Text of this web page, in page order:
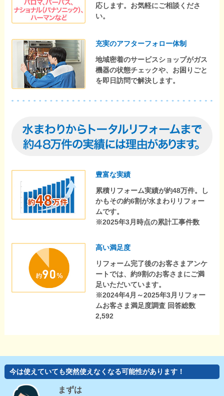
応します。お気軽にご相談くださ
い。
充実のアフターフォロー体制
地域密着のサービスショップがガス
機器の状態チェックや、お困りごと
を即日訪問で解決します。
豊富な実績
累積リフォーム実績が約48万件。し
かもその約6割が水まわりリフォー
ムです。
※2025年3月時点の累計工事件数
高い満足度
リフォーム完了後のお客さまアンケ
ートでは、約9割のお客さまにご満
足いただいています。
※2024年4月～2025年3月リフォー
ムお客さま満足度調査 回答総数
2,592
今は使えていても突然使えなくなる可能性があります！
まずは